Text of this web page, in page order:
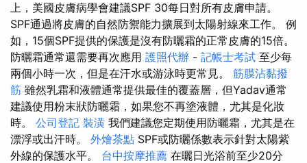
上，美國皮膚病學會建議SPF 30每日對所有皮膚申請。
SPF通過將皮膚的自然防禦能力擴展到太陽射線來工作。 例
如，15個SPF提供的保護是沒有防曬霜的正常皮膚的15倍。
防曬霜通常還需要再次應用 護照代辦 - 記帳士考試 至少每
兩個小時一次，但是在汗水或游泳時更常見。 筋膜沾黏撥
筋 雖然乳霜和液體通常提供最佳的覆蓋層，但Yadav通常
建議使用粉末狀防曬霜，如果您不再塗液體，尤其是化妝
時。 公司登記 裝潢 我們建議您定期使用防曬霜，尤其是在
漂浮或出汗時。 外燴茶點 SPF或防曬係數表示針對太陽紫
外線的保護水平。 台中按摩推薦 在曬日光浴前至少20分